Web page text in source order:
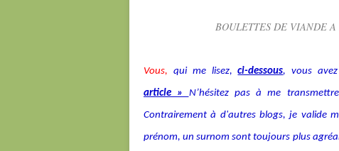
BOULETTES DE VIANDE
Vous, qui me lisez, ci-dessous, vous
article » N’hésitez pas à me
Contrairement à d'autres blogs, je valide
prénom, un surnom sont toujours plus